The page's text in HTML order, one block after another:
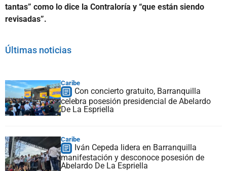
tantas” como lo dice la Contraloría y “que están siendo
revisadas”.
Últimas noticias
Caribe
Con concierto gratuito, Barranquilla
celebra posesión presidencial de Abelardo
De La Espriella
Caribe
Iván Cepeda lidera en Barranquilla
manifestación y desconoce posesión de
Abelardo De La Espriella